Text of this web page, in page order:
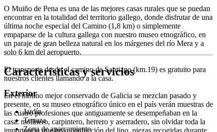
O Muiño de Pena es una de las mejores casas rurales que se puedan
encontrar en la totalidad del territorio gallego, donde disfrutar de una
última noche especial del Camino (1,8 km) o simplemente
empaparse de la cultura gallega con nuestro museo etnográfico, en
un paraje de gran belleza natural en los márgenes del río Mera y a
solo 6 km del aeropuerto.
El transporte desde el camino de Santiago (km.19) es gratuito para
nuestros clientes llamando a la casa.
En el molino mejor conservado de Galicia se mezclan pasado y
presente, en su museo etnográfico único en el país verán muestras de
las cuatro profesiones que antiguamente se desempeñaban en la
casa: molinero, carpintero, herrero y aserradero, sin olvidar toda la
importancia que tuvo confección del lino, piezas recogidas durante
Características y servicios
Exterior
Jardín
Terraza
Zona de aparcamiento